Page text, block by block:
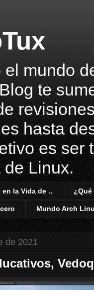
el mundo
te
hasta
es ser
de Linux.
la Vida de .. ¿Qué
Mundo Arch
de 2021